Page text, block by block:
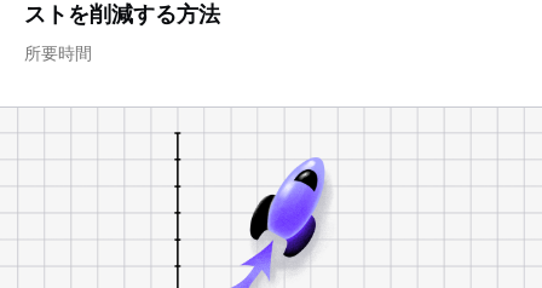
ストを削減する方法
所要時間